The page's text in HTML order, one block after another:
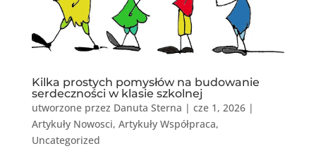
Kilka prostych pomysłów na budowanie
serdeczności w klasie szkolnej
utworzone przez Danuta Sterna | cze 1, 2026|
Artykuły Nowosci, Artykuły Współpraca,
Uncategorized